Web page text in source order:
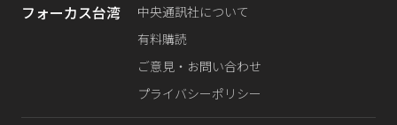
フォーカス台湾
中央通訊社について
有料購読
ご意見・お問い合わせ
プライバシーポリシー